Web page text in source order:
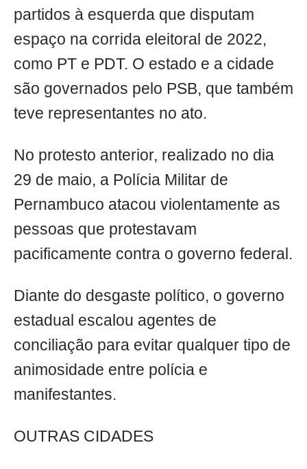
partidos à esquerda que disputam
espaço na corrida eleitoral de 2022,
como PT e PDT. O estado e a cidade
são governados pelo PSB, que também
teve representantes no ato.
No protesto anterior, realizado no dia
29 de maio, a Polícia Militar de
Pernambuco atacou violentamente as
pessoas que protestavam
pacificamente contra o governo federal.
Diante do desgaste político, o governo
estadual escalou agentes de
conciliação para evitar qualquer tipo de
animosidade entre polícia e
manifestantes.
OUTRAS CIDADES